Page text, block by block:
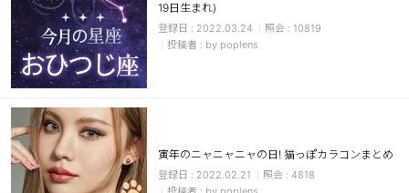
19日生まれ)
2022.03.24
10819
by poplens
寅年のニャニャニャの日! 猫っぽカラコンまとめ
2022.02.21
4818